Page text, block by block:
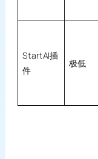
StartAI插
件
极低